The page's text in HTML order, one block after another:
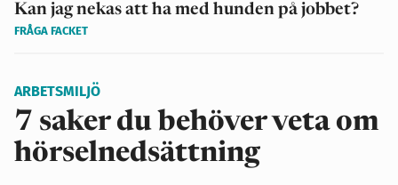
Kan jag nekas att ha med hunden på jobbet?
FRÅGA FACKET
ARBETSMILJÖ
7 saker du behöver veta om
hörselnedsättning